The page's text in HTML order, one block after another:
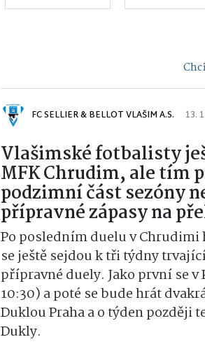
FC SELLIER & BELLOT VLAŠIM A.S. 13.
Vlašimské fotbalisty
MFK Chrudim, ale tím
podzimní část sezóny
přípravné zápasy na
Po posledním duelu v Chrudimi
se ještě sejdou k tři týdny
přípravné duely. Jako první se v
10:30) a poté se bude hrát
Duklou Praha a o týden později
Dukly.